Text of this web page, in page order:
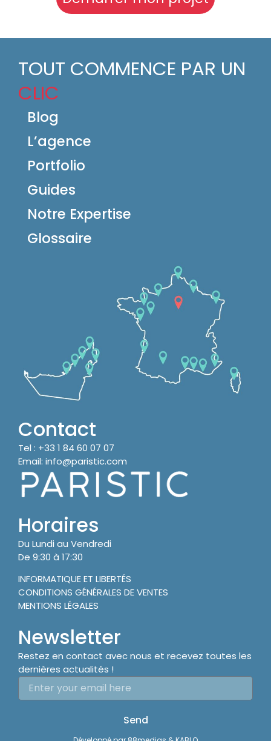
TOUT COMMENCE PAR UN
CLIC
Blog
L’agence
Portfolio
Guides
Notre Expertise
Glossaire
Contact
Tel : +33 1 84 60 07 07
Email: info@paristic.com
Horaires
Du Lundi au Vendredi
De 9:30 à 17:30
INFORMATIQUE ET LIBERTÉS
CONDITIONS GÉNÉRALES DE VENTES
MENTIONS LÉGALES
Newsletter
Restez en contact avec nous et recevez toutes les
dernières actualités !
Send